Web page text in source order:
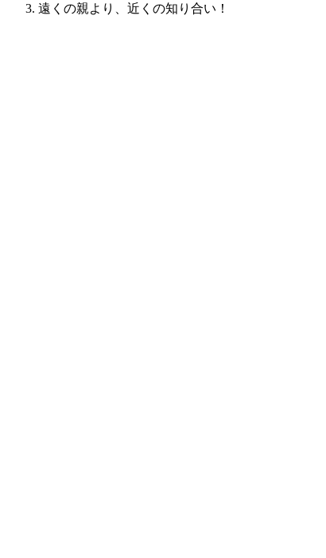
遠くの親より、近くの知り合い！